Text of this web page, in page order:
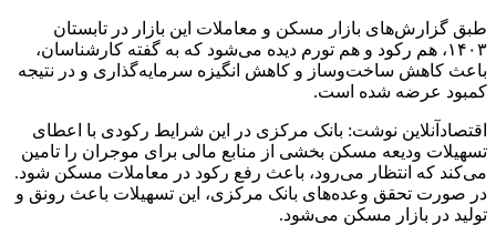
طبق گزارش‌های بازار مسکن و معاملات این بازار در تابستان
۱۴۰۳، هم رکود و هم تورم دیده می‌شود که به گفته کارشناسان،
باعث کاهش ساخت‌وساز و کاهش انگیزه سرمایه‌گذاری و در نتیجه
کمبود عرضه شده است.
اقتصادآنلاین نوشت: بانک مرکزی در این شرایط رکودی با اعطای
تسهیلات ودیعه مسکن بخشی از منابع مالی برای موجران را تامین
می‌کند که انتظار می‌رود، باعث رفع رکود در معاملات مسکن شود.
در صورت تحقق وعده‌های بانک مرکزی، این تسهیلات باعث رونق و
تولید در بازار مسکن می‌شود.